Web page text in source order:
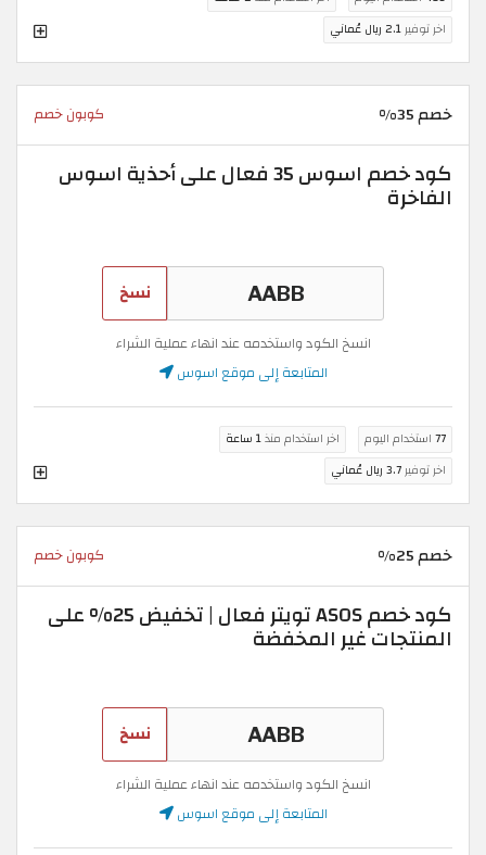
اخر توفير2.1 ريال عُماني
خصم 35% كوبون خصم
كود خصم اسوس 35 فعال على أحذية اسوس
الفاخرة
نسخ
انسخ الكود واستخدمه عند انهاء عملية الشراء
المتابعة إلى موقع اسوس
77 استخدام اليوم اخر استخدام منذ1 ساعة
اخر توفير3.7 ريال عُماني
خصم 25% كوبون خصم
كود خصم ASOS تويتر فعال | تخفيض 25% على
المنتجات غير المخفضة
نسخ
انسخ الكود واستخدمه عند انهاء عملية الشراء
المتابعة إلى موقع اسوس